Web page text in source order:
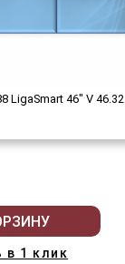
LigaSmart 46" V 46.32
в 1 клик